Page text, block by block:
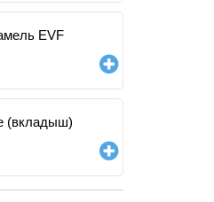
EVF
(вкладыш)